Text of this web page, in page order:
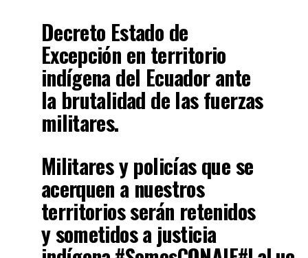
Decreto Estado de
Excepción en territorio
indígena del Ecuador ante
la brutalidad de las fuerzas
militares.
Militares y policías que se
acerquen a nuestros
territorios serán retenidos
y sometidos a justicia